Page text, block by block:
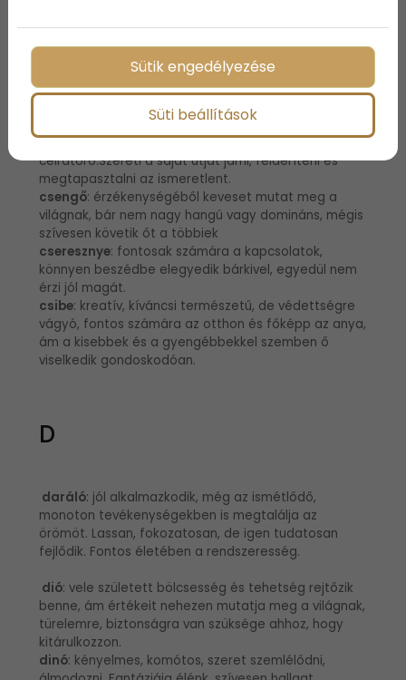
gyakran visszahúzódó, fontos számára az otthon, a
biztos háttér.
: álmodozó természetű, aki álmait sosem
adja fel, terveit inspirációra hallgatva valósítja meg,
művészi hajlamú vagy vonzódik a művészetekhez.
: fontosnak tartja az anyagi biztonságot, a
kényelmet, így ennek megteremtésében nagyon
célratörő.Szereti a saját útját járni, felderíteni és
megtapasztalni az ismeretlent.
csengő: érzékenységéből keveset mutat meg a
világnak, bár nem nagy hangú vagy domináns, mégis
szívesen követik őt a többiek
cseresznye: fontosak számára a kapcsolatok,
könnyen beszédbe elegyedik bárkivel, egyedül nem
érzi jól magát.
csibe: kreatív, kíváncsi természetű, de védettségre
vágyó, fontos számára az otthon és főképp az anya,
ám a kisebbek és a gyengébbekkel szemben ő
viselkedik gondoskodóan.
D
daráló: jól alkalmazkodik, még az ismétlődő,
monoton tevékenységekben is megtalálja az
örömöt. Lassan, fokozatosan, de igen tudatosan
fejlődik. Fontos életében a rendszeresség.
dió: vele született bölcsesség és tehetség rejtőzik
benne, ám értékeit nehezen mutatja meg a világnak,
türelemre, biztonságra van szüksége ahhoz, hogy
kitárulkozzon.
dinó: kényelmes, komótos, szeret szemlélődni,
Sütik engedélyezése
Süti beállítások